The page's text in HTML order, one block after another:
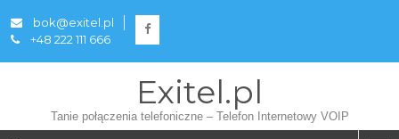
bok@exitel.pl
+48 222 111 666
Exitel.pl
Tanie połączenia telefoniczne – Telefon Internetowy VOIP